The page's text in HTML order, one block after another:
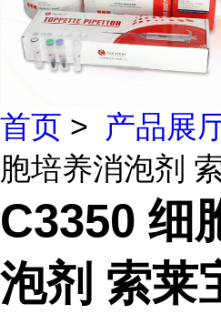
首页 > 产品展
胞培养消泡剂
C3350 细
泡剂 索莱